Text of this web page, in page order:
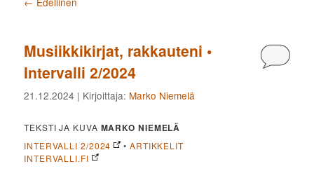
Musiikkikirjat, rakkauteni •
Intervalli 2/2024
21.12.2024 | Kirjoittaja: Marko Niemelä
TEKSTI JA KUVA MARKO NIEMELÄ
INTERVALLI 2/2024 • ARTIKKELIT
INTERVALLI.FI